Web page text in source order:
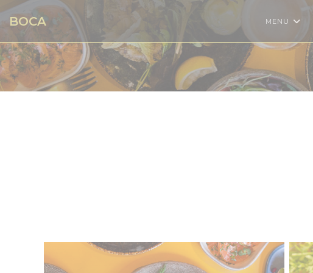
Personalizzazione delle tue scelte sui cookie
BOCA MENU